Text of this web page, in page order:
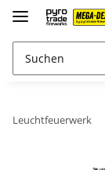
Leuchtfeuerwerk